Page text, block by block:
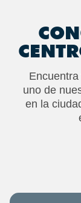
uno de
en la